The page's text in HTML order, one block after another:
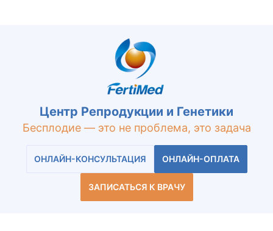
Центр Репродукции и Генетики
Бесплодие — это не проблема, это задача
ОНЛАЙН-КОНСУЛЬТАЦИЯ ОНЛАЙН-ОПЛАТА
ЗАПИСАТЬСЯ К ВРАЧУ